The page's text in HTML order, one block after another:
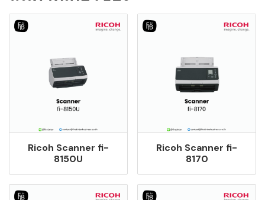
Ricoh Scanner fi-
8150U
Ricoh Scanner fi-
8170